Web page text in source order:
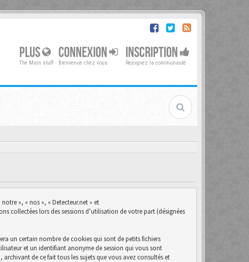
PLUS
The Main stuff
CONNEXION
Bienvenue chez vous
INSCRIPTION
Rejoignez la communauté
», « nos », « Detecteur.net » et
collectées lors des sessions d’utilisation de votre part (désignées
un certain nombre de cookies qui sont de petits fichiers
et un identifiant anonyme de session qui vous sont
de ce fait tous les sujets que vous avez consultés et